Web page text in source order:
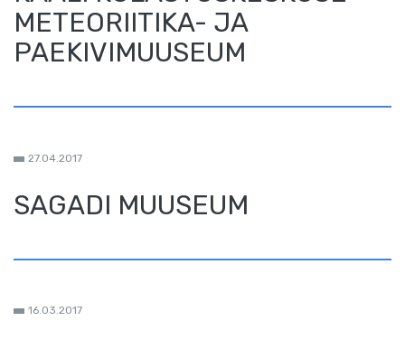
METEORIITIKA- JA
PAEKIVIMUUSEUM
27.04.2017
SAGADI MUUSEUM
16.03.2017